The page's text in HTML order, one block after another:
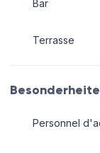
Bar
Terrasse
Personnel